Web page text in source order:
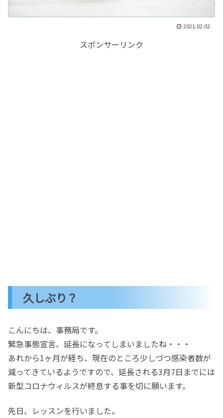
2021.02.02
スポンサーリンク
久しぶり？
こんにちは、事務局です。
緊急事態宣言、延長になってしまいましたね・・・
あれから1ヶ月が経ち、現在のところ少しづつ感染者数が
減ってきているようですので、延長される3月7日までには
新型コロナウィルスが終息する事を切に願います。
先日、レッスンを行いました。